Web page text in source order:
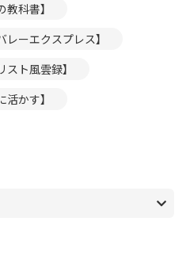
科書】
ーエクスプレス】
ト風雲録】
かす】